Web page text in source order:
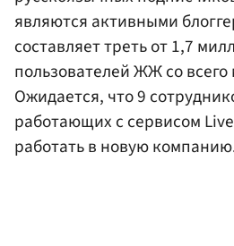
являются активными
составляет треть от 1,7
пользователей ЖЖ со
Ожидается, что 9
работающих с сервисом
работать в новую